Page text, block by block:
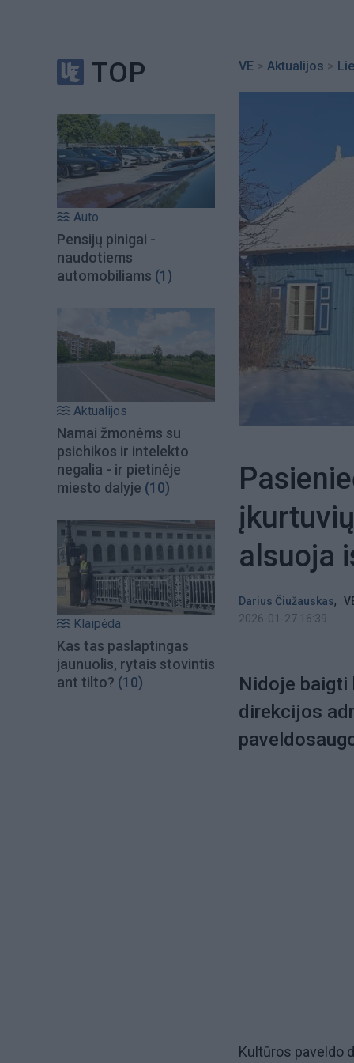
TOP
Auto
Pensijų pinigai -
naudotiems
automobiliams (1)
Aktualijos
Namai žmonėms su
psichikos ir intelekto
negalia - ir pietinėje
miesto dalyje (10)
Klaipėda
Kas tas paslaptingas
jaunuolis, rytais stovintis
ant tilto? (10)
VE > Aktualijos >
alsuoja
Darius Čiužauskas,
2026-01-27 16:39
Nidoje baigti
direkcijos
Kultūros paveldo